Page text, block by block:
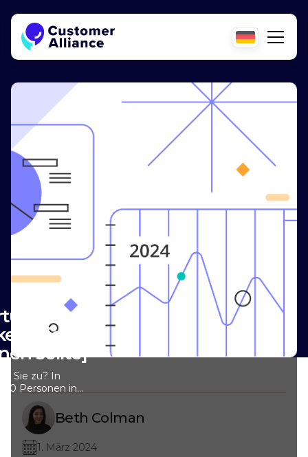
die jeder
sollte]
Sie zu? In
Personen in
wir
Online-
und
Beth Colman
1. März 2024